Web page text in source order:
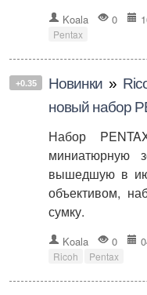
Koala 0
Pentax
+0.35 Новинки »
новый набор
Набор
миниатюрную
вышедшую в
объективом,
сумку.
Koala 0
Ricoh Pentax